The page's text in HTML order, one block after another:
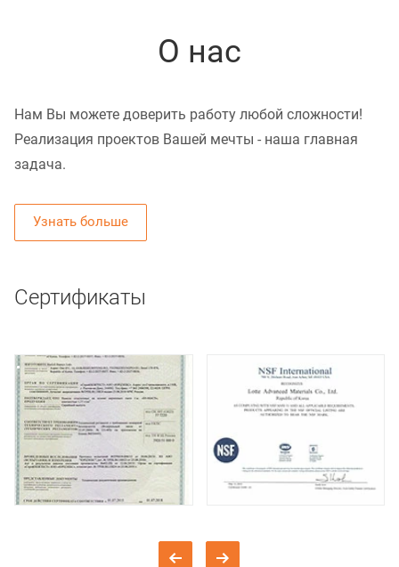
О нас
Нам Вы можете доверить работу любой сложности!
Реализация проектов Вашей мечты - наша главная
задача.
Узнать больше
Сертификаты